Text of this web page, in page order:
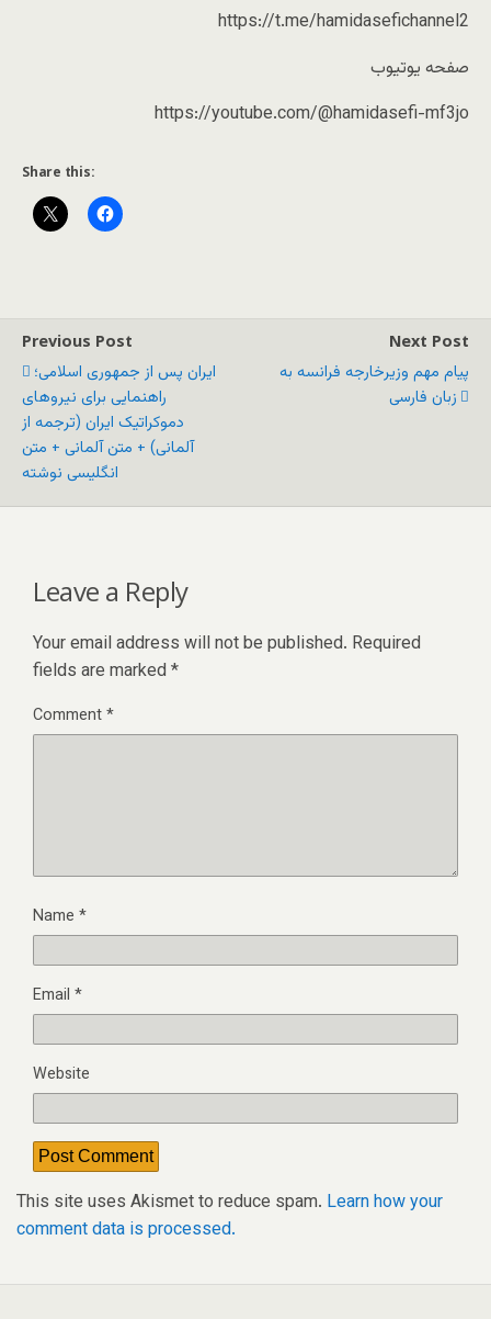
https://t.me/hamidasefichannel2
صفحه یوتیوب
https://youtube.com/@hamidasefi-mf3jo
Share this:
Previous Post
ایران پس از جمهوری اسلامی؛
راهنمایی برای نیروهای
دموکراتیک ایران (ترجمه از
آلمانی) + متن آلمانی + متن
انگلیسی نوشته
Next Post
پیام مهم وزیرخارجه فرانسه به
زبان فارسی
Leave a Reply
Your email address will not be published. Required
fields are marked *
Comment*
Name *
Email *
Website
This site uses Akismet to reduce spam. Learn how your
comment data is processed.